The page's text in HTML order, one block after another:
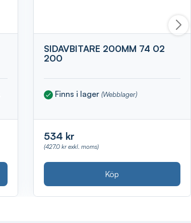
SIDAVBITARE 200MM 74 02
200
Finns i lager(Webblager)
534 kr
(427.0 kr exkl. moms)
Köp